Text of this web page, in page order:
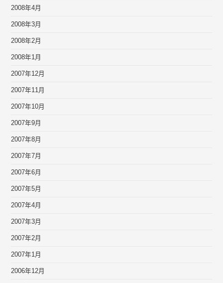
2008年4月
2008年3月
2008年2月
2008年1月
2007年12月
2007年11月
2007年10月
2007年9月
2007年8月
2007年7月
2007年6月
2007年5月
2007年4月
2007年3月
2007年2月
2007年1月
2006年12月